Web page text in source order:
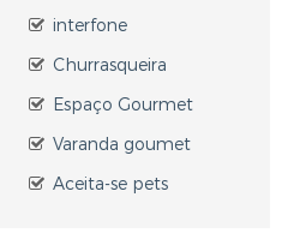
interfone
Churrasqueira
Espaço Gourmet
Varanda goumet
Aceita-se pets